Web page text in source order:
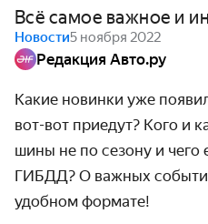
Всё самое важное и
Новости5 ноября 2022
Редакция Авто.ру
Какие новинки уже
вот-вот приедут? Кого и
шины не по сезону и чего
ГИБДД? О важных
удобном формате!